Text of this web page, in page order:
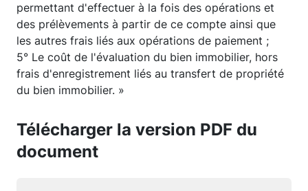
permettant d'effectuer à la fois des opérations et
des prélèvements à partir de ce compte ainsi que
les autres frais liés aux opérations de paiement ;
5° Le coût de l'évaluation du bien immobilier, hors
frais d'enregistrement liés au transfert de propriété
du bien immobilier. »
Télécharger la version PDF du
document